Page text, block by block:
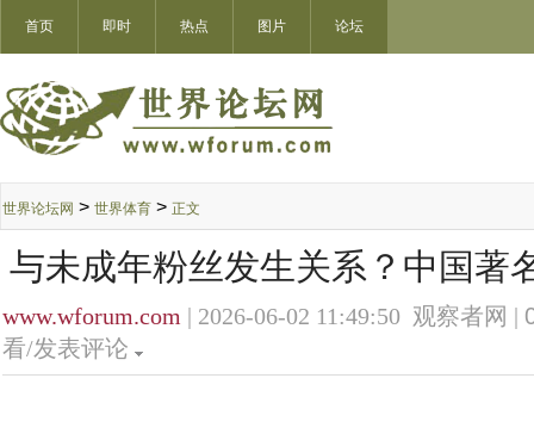
首页 即时 热点 图片 论坛
世界论坛网 > 世界体育 > 正文
与未成年粉丝发生关系？中国著
www.wforum.com | 2026-06-02 11:49:50 观察者网 |
看/发表评论